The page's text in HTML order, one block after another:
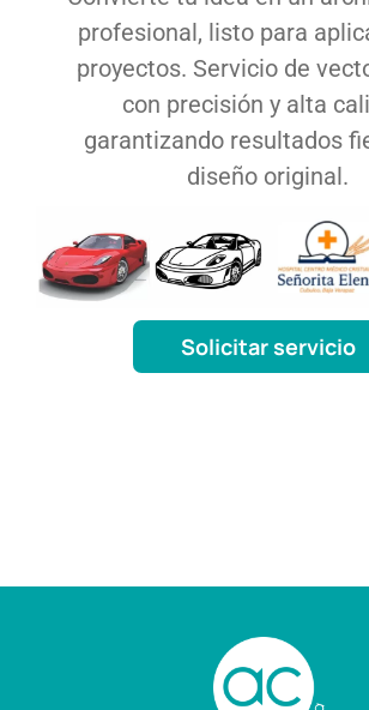
profesional, listo para
proyectos. Servicio de
con precisión y alta
garantizando resultados
diseño original.
Solicitar servicio